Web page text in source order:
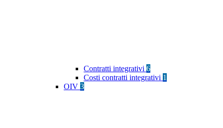
Contratti integrativi 6
Costi contratti integrativi 1
OIV 3